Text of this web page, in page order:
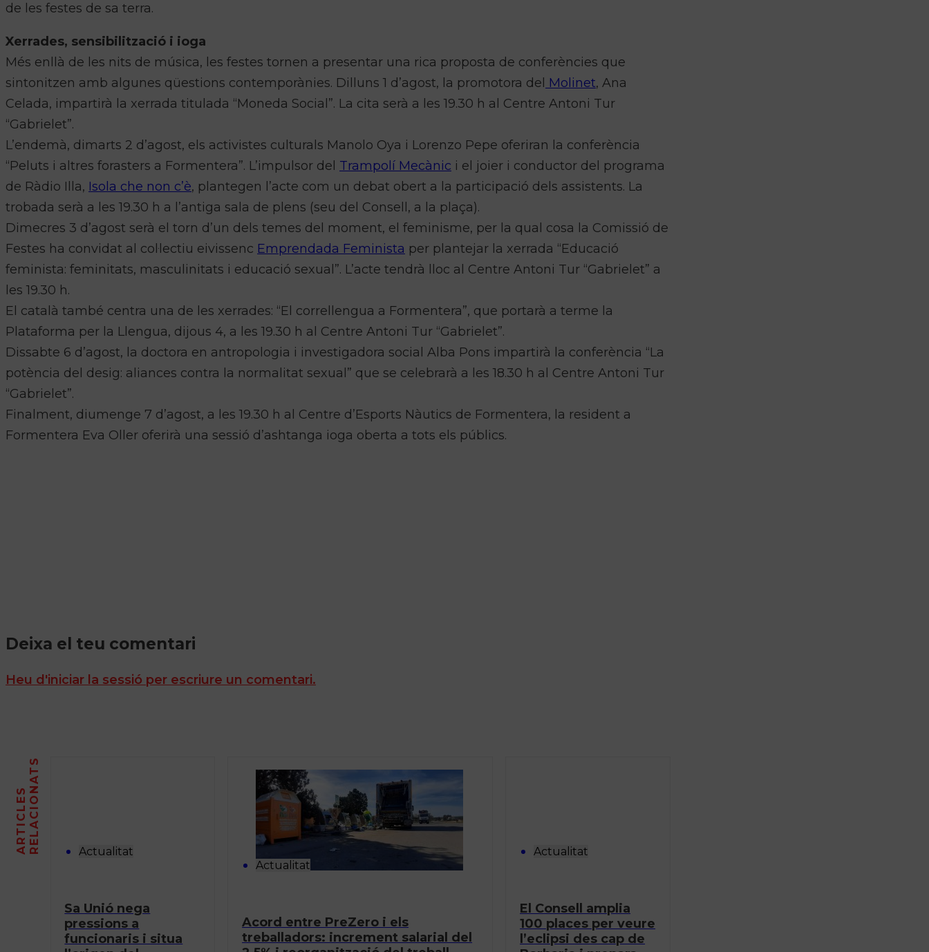
de les festes de sa terra.
Xerrades, sensibilització i ioga
Més enllà de les nits de música, les festes tornen a presentar una rica proposta de conferències que
sintonitzen amb algunes qüestions contemporànies. Dilluns 1 d’agost, la promotora del Molinet, Ana
Celada, impartirà la xerrada titulada “Moneda Social”. La cita serà a les 19.30 h al Centre Antoni Tur
“Gabrielet”.
L’endemà, dimarts 2 d’agost, els activistes culturals Manolo Oya i Lorenzo Pepe oferiran la conferència
“Peluts i altres forasters a Formentera”. L’impulsor del Trampolí Mecànic i el joier i conductor del programa
de Ràdio Illa, Isola che non c’è, plantegen l’acte com un debat obert a la participació dels assistents. La
trobada serà a les 19.30 h a l’antiga sala de plens (seu del Consell, a la plaça).
Dimecres 3 d’agost serà el torn d’un dels temes del moment, el feminisme, per la qual cosa la Comissió de
Festes ha convidat al col·lectiu eivissenc Emprendada Feminista per plantejar la xerrada “Educació
feminista: feminitats, masculinitats i educació sexual”. L’acte tendrà lloc al Centre Antoni Tur “Gabrielet” a
les 19.30 h.
El català també centra una de les xerrades: “El correllengua a Formentera”, que portarà a terme la
Plataforma per la Llengua, dijous 4, a les 19.30 h al Centre Antoni Tur “Gabrielet”.
Dissabte 6 d’agost, la doctora en antropologia i investigadora social Alba Pons impartirà la conferència “La
potència del desig: aliances contra la normalitat sexual” que se celebrarà a les 18.30 h al Centre Antoni Tur
“Gabrielet”.
Finalment, diumenge 7 d’agost, a les 19.30 h al Centre d’Esports Nàutics de Formentera, la resident a
Formentera Eva Oller oferirà una sessió d’ashtanga ioga oberta a tots els públics.
Deixa el teu comentari
Heu d'iniciar la sessió per escriure un comentari.
A
R
T
I
C
L
E
S
R
E
L
A
C
I
O
N
A
TS Actualitat
Sa Unió nega
pressions a
funcionaris i situa
Actualitat
Acord entre PreZero i els
treballadors: increment salarial del
Actualitat
El Consell amplia
100 places per veure
l’eclipsi des cap de